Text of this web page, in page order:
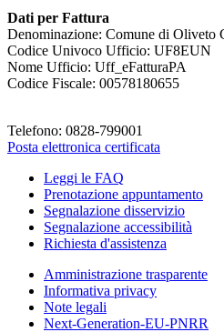
Dati per Fattura
Denominazione: Comune di Oliveto
Codice Univoco Ufficio: UF8EUN
Nome Ufficio: Uff_eFatturaPA
Codice Fiscale: 00578180655
Telefono: 0828-799001
Posta elettronica certificata
Leggi le FAQ
Prenotazione appuntamento
Segnalazione disservizio
Segnalazione accessibilità
Richiesta d'assistenza
Amministrazione trasparente
Informativa privacy
Note legali
Next-Generation-EU-PNRR